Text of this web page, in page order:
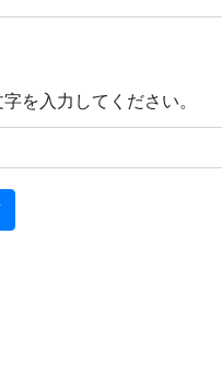
を入力してください。